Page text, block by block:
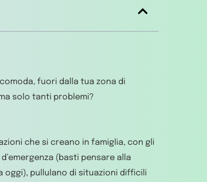
fuori dalla tua zona di
solo tanti problemi?
che si creano in famiglia, con gli
(basti pensare alla
oggi), pullulano di situazioni difficili